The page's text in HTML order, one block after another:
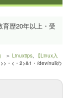
育歴20年以上・受
＞Linuxtips,
【Linux入
・<・2>&1・/dev/nullの